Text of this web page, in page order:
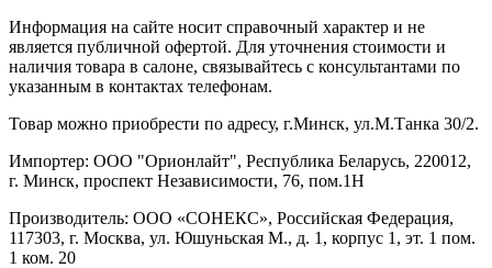
Информация на сайте носит справочный характер и не
является публичной офертой. Для уточнения стоимости и
наличия товара в салоне, связывайтесь с консультантами по
указанным в контактах телефонам.
Товар можно приобрести по адресу, г.Минск, ул.М.Танка 30/2.
Импортер: ООО "Орионлайт", Республика Беларусь, 220012,
г. Минск, проспект Независимости, 76, пом.1Н
Производитель: ООО «СОНЕКС», Российская Федерация,
117303, г. Москва, ул. Юшуньская М., д. 1, корпус 1, эт. 1 пом.
1 ком. 20